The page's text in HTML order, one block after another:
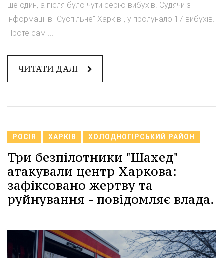
ще один, а після було чути серію вибухів. Судячи з
інформації в "Суспільне" Харків", у пролунало 17 вибухів.
Проте сам ...
ЧИТАТИ ДАЛІ
РОСІЯ ХАРКІВ ХОЛОДНОГІРСЬКИЙ РАЙОН
Три безпілотники "Шахед"
атакували центр Харкова:
зафіксовано жертву та
руйнування - повідомляє влада.